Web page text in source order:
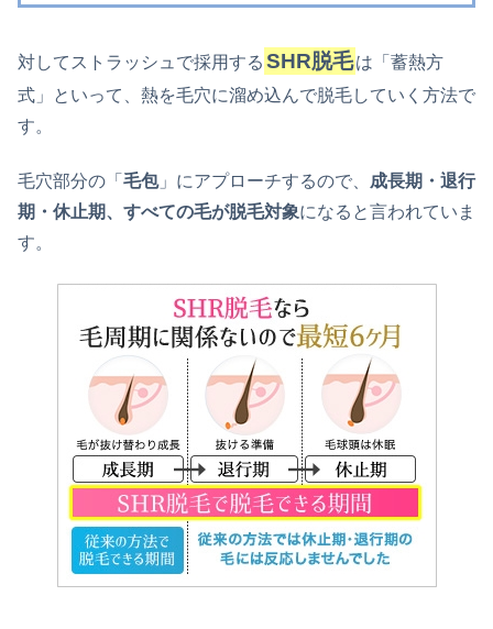
対してストラッシュで採用する SHR脱毛は「蓄熱方
式」といって、熱を毛穴に溜め込んで脱毛していく方法で
す。
毛穴部分の「 毛包」にアプローチするので、 成長期・退行
期・休止期、すべての毛が脱毛対象になると言われていま
す。